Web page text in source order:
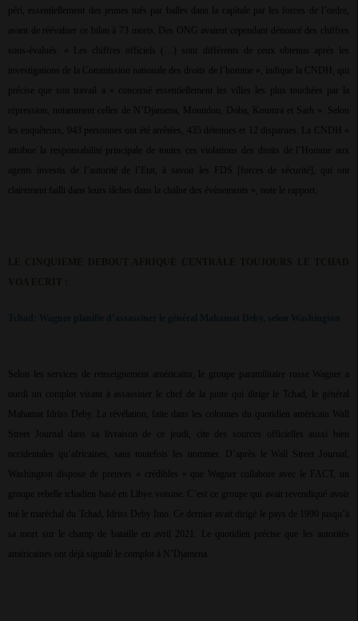
péri, essentiellement des jeunes tués par balles dans la capitale par les forces de l’ordre,
avant de réévaluer ce bilan à 73 morts. Des ONG avaient cependant dénoncé des chiffres
sous-évalués. « Les chiffres officiels (…) sont différents de ceux obtenus après les
investigations de la Commission nationale des droits de l’homme », indique la CNDH, qui
précise que son travail a « concerné essentiellement les villes les plus touchées par la
répression, notamment celles de N’Djamena, Moundou, Doba, Koumra et Sarh ». Selon
les enquêteurs, 943 personnes ont été arrêtées, 435 détenues et 12 disparues. La CNDH «
attribue la responsabilité principale de toutes ces violations des droits de l’Homme aux
agents investis de l’autorité de l’Etat, à savoir les FDS [forces de sécurité], qui ont
clairement failli dans leurs tâches dans la chaîne des évènements », note le rapport.
Selon les services de renseignement américains, le groupe paramilitaire russe Wagner a
ourdi un complot visant à assassiner le chef de la junte qui dirige le Tchad, le général
Mahamat Idriss Deby. La révélation, faite dans les colonnes du quotidien américain Wall
Street Journal dans sa livraison de ce jeudi, cite des sources officielles aussi bien
occidentales qu’africaines, sans toutefois les nommer. D’après le Wall Street Journal,
Washington dispose de preuves « crédibles » que Wagner collabore avec le FACT, un
groupe rebelle tchadien basé en Libye voisine. C’est ce groupe qui avait revendiqué avoir
tué le maréchal du Tchad, Idriss Deby Itno. Ce dernier avait dirigé le pays de 1990 jusqu’à
sa mort sur le champ de bataille en avril 2021. Le quotidien précise que les autorités
américaines ont déjà signalé le complot à N’Djamena.